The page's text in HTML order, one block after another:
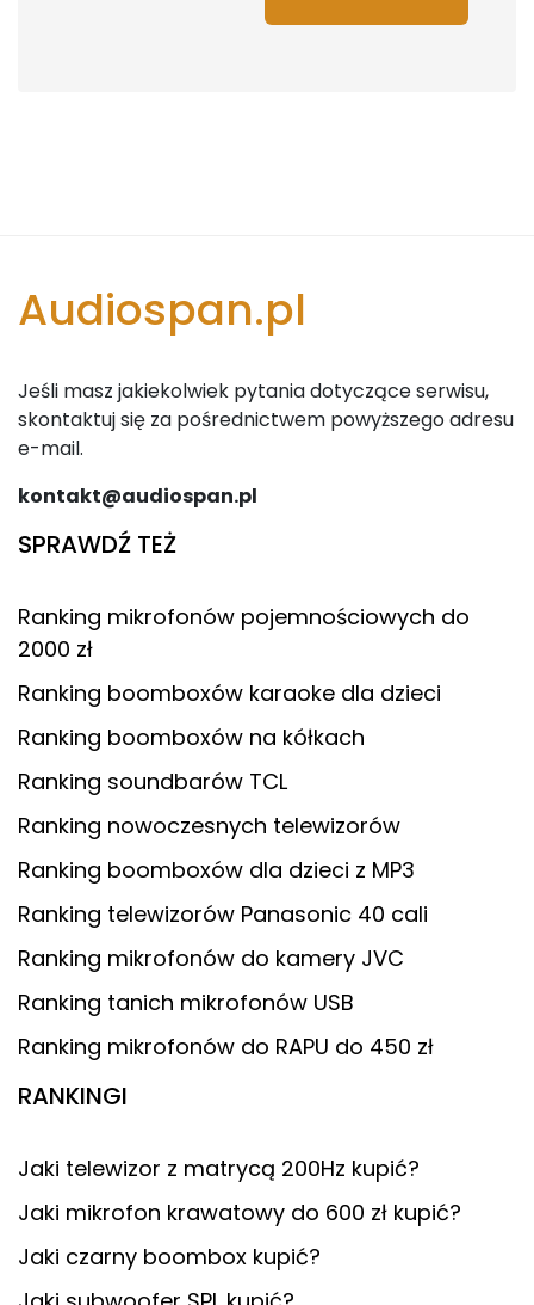
Audiospan.pl
Jeśli masz jakiekolwiek pytania dotyczące serwisu,
skontaktuj się za pośrednictwem powyższego adresu
e-mail.
kontakt@audiospan.pl
SPRAWDŹ TEŻ
Ranking mikrofonów pojemnościowych do
2000 zł
Ranking boomboxów karaoke dla dzieci
Ranking boomboxów na kółkach
Ranking soundbarów TCL
Ranking nowoczesnych telewizorów
Ranking boomboxów dla dzieci z MP3
Ranking telewizorów Panasonic 40 cali
Ranking mikrofonów do kamery JVC
Ranking tanich mikrofonów USB
Ranking mikrofonów do RAPU do 450 zł
RANKINGI
Jaki telewizor z matrycą 200Hz kupić?
Jaki mikrofon krawatowy do 600 zł kupić?
Jaki czarny boombox kupić?